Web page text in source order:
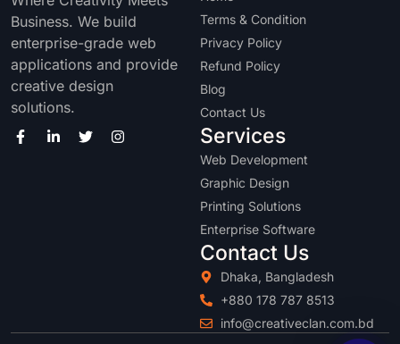
Business. We build
enterprise-grade web
applications and provide
creative design
solutions.
Terms & Condition
Privacy Policy
Refund Policy
Blog
Contact Us
Services
Web Development
Graphic Design
Printing Solutions
Enterprise Software
Contact Us
Dhaka, Bangladesh
+880 178 787 8513
info@creativeclan.com.bd